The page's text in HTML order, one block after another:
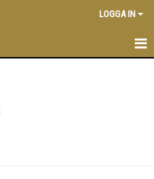
LOGGA IN